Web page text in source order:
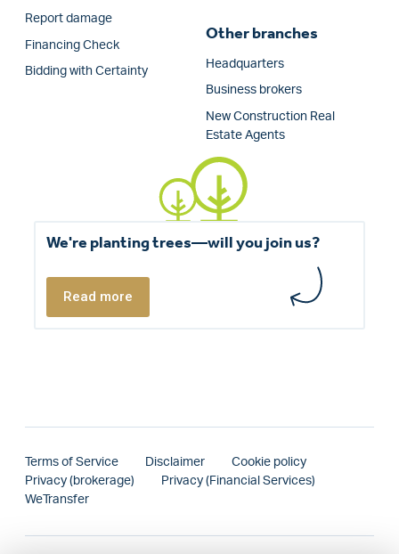
Report damage
Financing Check
Bidding with Certainty
Other branches
Headquarters
Business brokers
New Construction Real
Estate Agents
We're planting trees—will you join us?
Read more
Terms of Service Disclaimer
Cookie policy
Privacy (brokerage)
Privacy (Financial Services)
WeTransfer